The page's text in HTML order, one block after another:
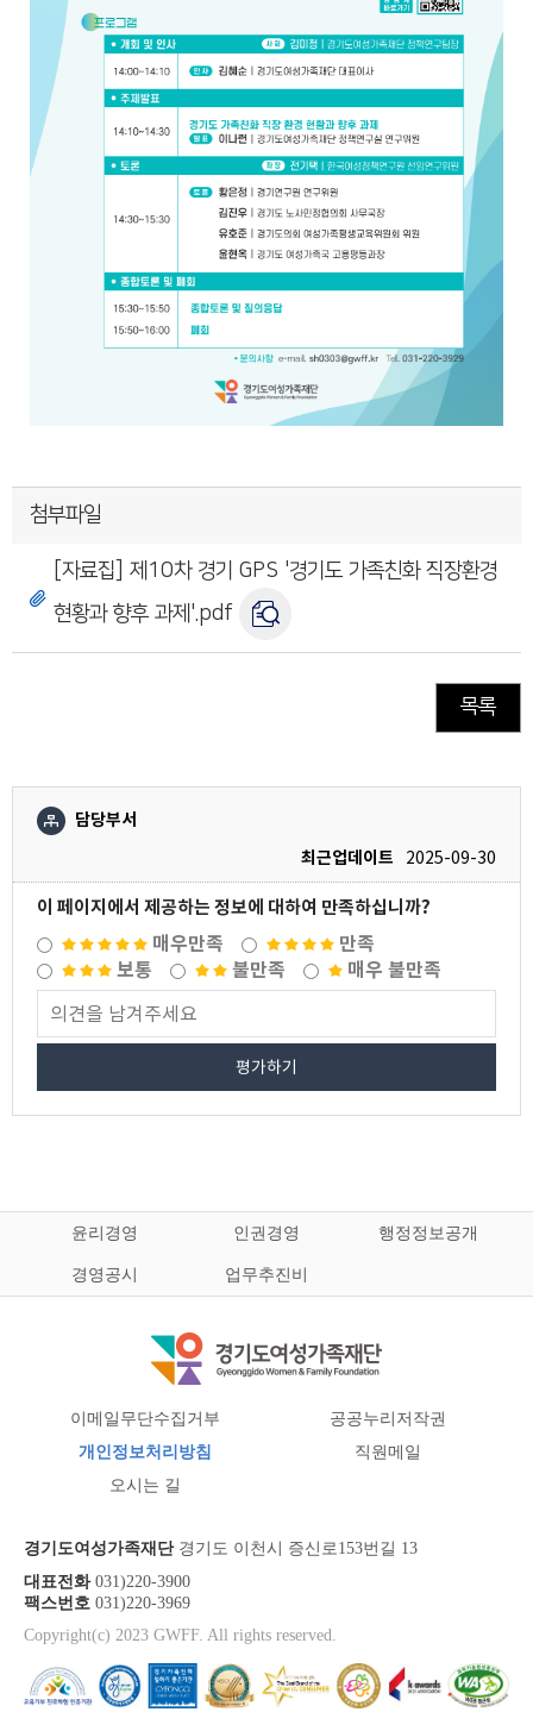
첨부파일
[자료집] 제10차 경기 GPS '경기도 가족친화 직장환경
현황과 향후 과제'.pdf
목록
담당부서
최근업데이트
2025-09-30
이 페이지에서 제공하는 정보에 대하여 만족하십니까?
매우만족
만족
보통
불만족 매우 불만족
평가하기
윤리경영 인권경영 행정정보공개
경영공시 업무추진비
이메일무단수집거부
공공누리저작권
개인정보처리방침
직원메일
오시는 길
경기도여성가족재단경기도 이천시 증신로153번길 13
대표전화031)220-3900
팩스번호 031)220-3969
Copyright(c) 2023 GWFF. All rights reserved.